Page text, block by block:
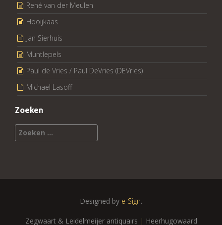
René van der Meulen
Hooijkaas
Jan Sierhuis
Muntlepels
Paul de Vries / Paul DeVries (DEVries)
Michael Lasoff
Zoeken
Zoeken
naar:
Designed by e-Sign.
Zegwaart & Leidelmeijer antiquairs | Heerhugowaard